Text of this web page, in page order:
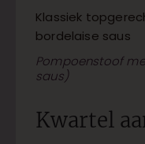
Klassiek
bordelaise saus
Pompoenstoof
saus)
Kwartel